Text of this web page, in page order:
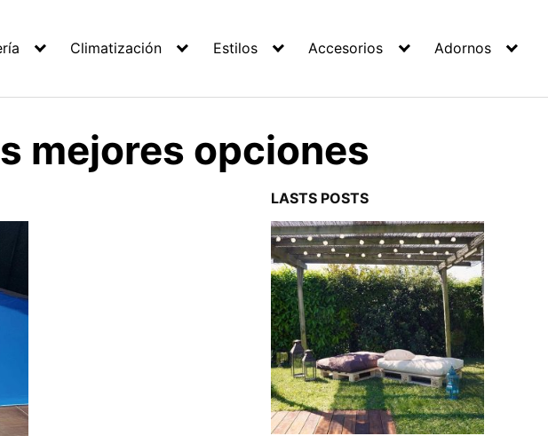
Climatización Estilos Accesorios Adornos
mejores opciones
LASTS POSTS